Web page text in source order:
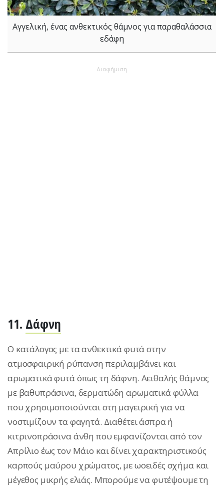
Αγγελική, ένας ανθεκτικός θάμνος για παραθαλάσσια
εδάφη
Διαφήμιση
11. Δάφνη
Ο κατάλογος με τα ανθεκτικά φυτά στην
ατμοσφαιρική ρύπανση περιλαμβάνει και
αρωματικά φυτά όπως τη δάφνη. Αειθαλής θάμνος
με βαθυπράσινα, δερματώδη αρωματικά φύλλα
που χρησιμοποιούνται στη μαγειρική για να
νοστιμίζουν τα φαγητά. Διαθέτει άσπρα ή
κιτρινοπράσινα άνθη που εμφανίζονται από τον
Απρίλιο έως τον Μάιο και δίνει χαρακτηριστικούς
καρπούς μαύρου χρώματος, με ωοειδές σχήμα και
μέγεθος μικρής ελιάς. Μπορούμε να φυτέψουμε τη